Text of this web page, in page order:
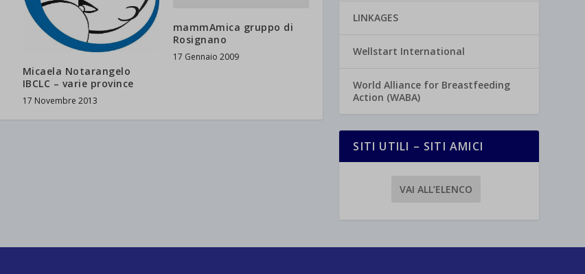
Micaela Notarangelo
IBCLC – varie province
17 Novembre 2013
mammAmica gruppo di
Rosignano
17 Gennaio 2009
LINKAGES
Wellstart International
World Alliance for Breastfeeding
Action (WABA)
SITI UTILI – SITI AMICI
VAI ALL’ELENCO